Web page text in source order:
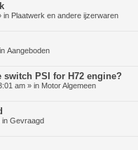
in Plaatwerk en andere ijzerwaren
Aangeboden
PSI for H72 engine?
am » in Motor Algemeen
in Gevraagd